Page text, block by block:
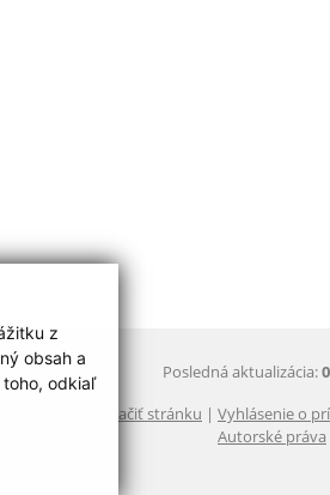
z
obsah a
odkiaľ
Posledná aktualizácia:
Vytlačiť stránku | Vyhlásenie o
Autorské práva